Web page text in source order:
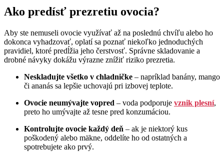
Ako predísť prezretiu ovocia?
Aby ste nemuseli ovocie využívať až na poslednú chvíľu alebo ho
dokonca vyhadzovať, oplatí sa poznať niekoľko jednoduchých
pravidiel, ktoré predĺžia jeho čerstvosť. Správne skladovanie a
drobné návyky dokážu výrazne znížiť riziko prezretia.
Neskladujte všetko v chladničke – napríklad banány, mango
či ananás sa lepšie uchovajú pri izbovej teplote.
Ovocie neumývajte vopred – voda podporuje vznik plesní,
preto ho umývajte až tesne pred konzumáciou.
Kontrolujte ovocie každý deň – ak je niektorý kus
poškodený alebo mäkne, oddelíte ho od ostatných a
spotrebujete ako prvý.